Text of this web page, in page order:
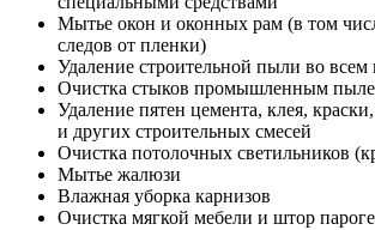
Мытье окон и оконных рам (в том
следов от пленки)
Удаление строительной пыли во
Очистка стыков промышленным
Удаление пятен цемента, клея,
и других строительных смесей
Очистка потолочных светильников
Мытье жалюзи
Влажная уборка карнизов
Очистка мягкой мебели и штор